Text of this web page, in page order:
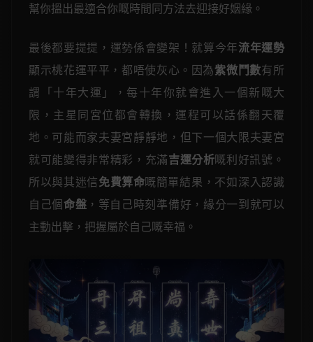
幫你搵出最適合你嘅時間同方法去迎接好姻緣。
最後都要提提，運勢係會變架！就算今年流年運勢
顯示桃花運平平，都唔使灰心。因為紫微鬥數有所
謂「十年大運」，每十年你就會進入一個新嘅大
限，主星同宮位都會轉換，運程可以話係翻天覆
地。可能而家夫妻宮靜靜地，但下一個大限夫妻宮
就可能變得非常精彩，充滿吉運分析嘅利好訊號。
所以與其迷信免費算命嘅簡單結果，不如深入認識
自己個命盤 ，等自己時刻準備好，緣分一到就可以
主動出擊，把握屬於自己嘅幸福。